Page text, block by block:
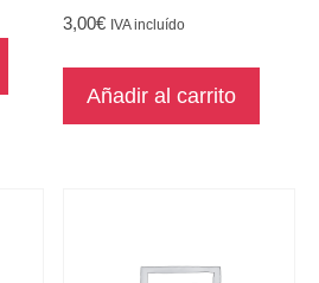
3,00€ IVA incluído
Añadir al carrito